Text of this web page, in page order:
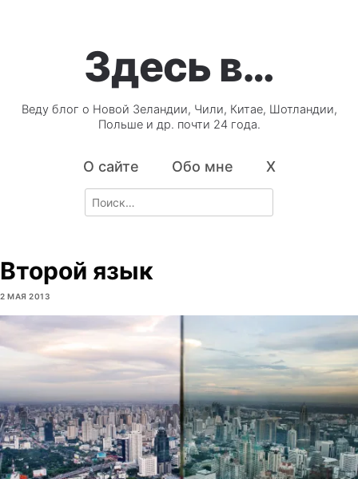
Здесь в…
Веду блог о Новой Зеландии, Чили, Китае, Шотландии,
Польше и др. почти 24 года.
О сайте Обо мне X
Search
for:
Второй язык
2 МАЯ 2013